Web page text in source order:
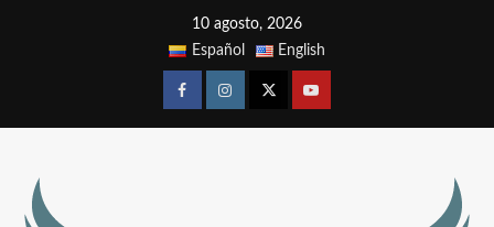
10 agosto, 2026
Español
English